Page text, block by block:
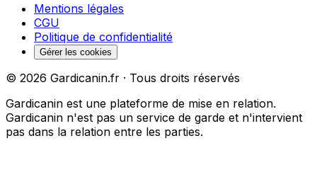
Mentions légales
CGU
Politique de confidentialité
Gérer les cookies
© 2026 Gardicanin.fr · Tous droits réservés
Gardicanin est une plateforme de mise en relation.
Gardicanin n'est pas un service de garde et n'intervient
pas dans la relation entre les parties.